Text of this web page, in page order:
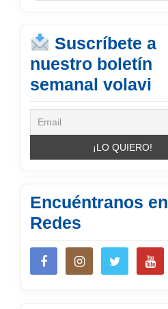
Suscríbete a
nuestro boletín
semanal volavi
Encuéntranos en
Redes